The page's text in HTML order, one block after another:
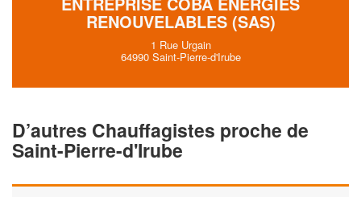
RENOUVELABLES (SAS)
1 Rue Urgain
64990 Saint-Pierre-d'Irube
D’autres Chauffagistes proche de
Saint-Pierre-d'Irube